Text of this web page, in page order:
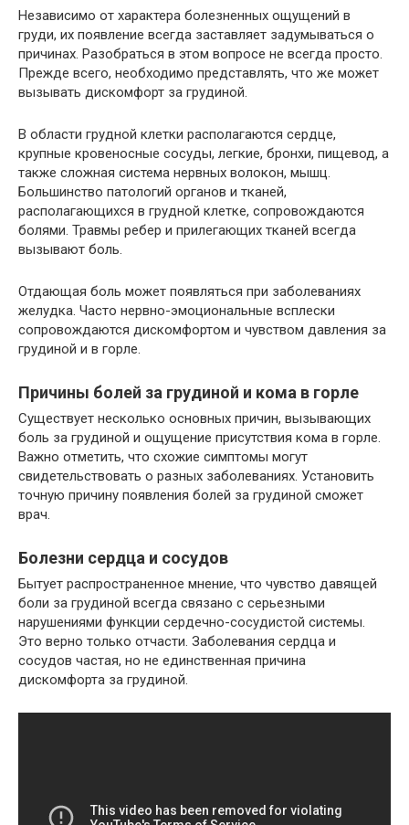
Независимо от характера болезненных ощущений в
груди, их появление всегда заставляет задумываться о
причинах. Разобраться в этом вопросе не всегда просто.
Прежде всего, необходимо представлять, что же может
вызывать дискомфорт за грудиной.
В области грудной клетки располагаются сердце,
крупные кровеносные сосуды, легкие, бронхи, пищевод, а
также сложная система нервных волокон, мышц.
Большинство патологий органов и тканей,
располагающихся в грудной клетке, сопровождаются
болями. Травмы ребер и прилегающих тканей всегда
вызывают боль.
Отдающая боль может появляться при заболеваниях
желудка. Часто нервно-эмоциональные всплески
сопровождаются дискомфортом и чувством давления за
грудиной и в горле.
Причины болей за грудиной и кома в горле
Существует несколько основных причин, вызывающих
боль за грудиной и ощущение присутствия кома в горле.
Важно отметить, что схожие симптомы могут
свидетельствовать о разных заболеваниях. Установить
точную причину появления болей за грудиной сможет
врач.
Болезни сердца и сосудов
Бытует распространенное мнение, что чувство давящей
боли за грудиной всегда связано с серьезными
нарушениями функции сердечно-сосудистой системы.
Это верно только отчасти. Заболевания сердца и
сосудов частая, но не единственная причина
дискомфорта за грудиной.